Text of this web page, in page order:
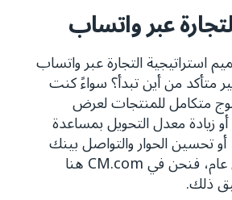
عبر واتساب
التجارة عبر واتساب
متأكد من أين تبدأ؟ سواءً كنت
متكامل للمنتجات لعرض
زيادة معدل التحويل بمساعدة
تحسين الحوار والتواصل بينك
وبين عملائك بشكل عام، فنحن في CM.com هنا
ذلك.